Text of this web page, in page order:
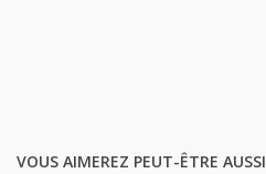
VOUS AIMEREZ PEUT-ÊTRE AUSSI